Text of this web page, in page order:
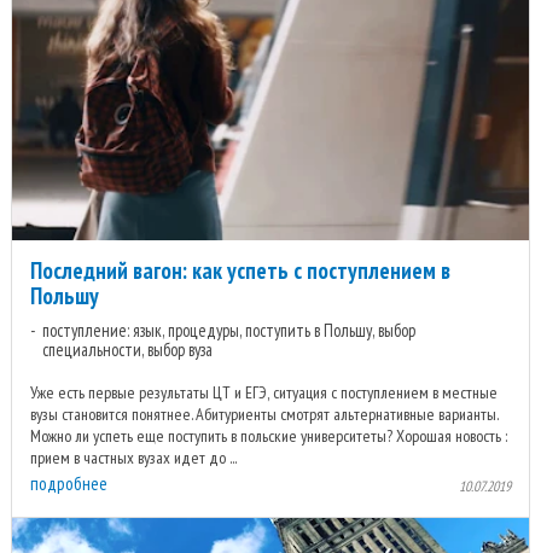
Последний вагон: как успеть с поступлением в
Польшу
поступление: язык, процедуры, поступить в Польшу, выбор
специальности, выбор вуза
Уже есть первые результаты ЦТ и ЕГЭ, ситуация с поступлением в местные
вузы становится понятнее. Абитуриенты смотрят альтернативные варианты.
Можно ли успеть еще поступить в польские университеты? Хорошая новость :
прием в частных вузах идет до ...
подробнее 10.07.2019